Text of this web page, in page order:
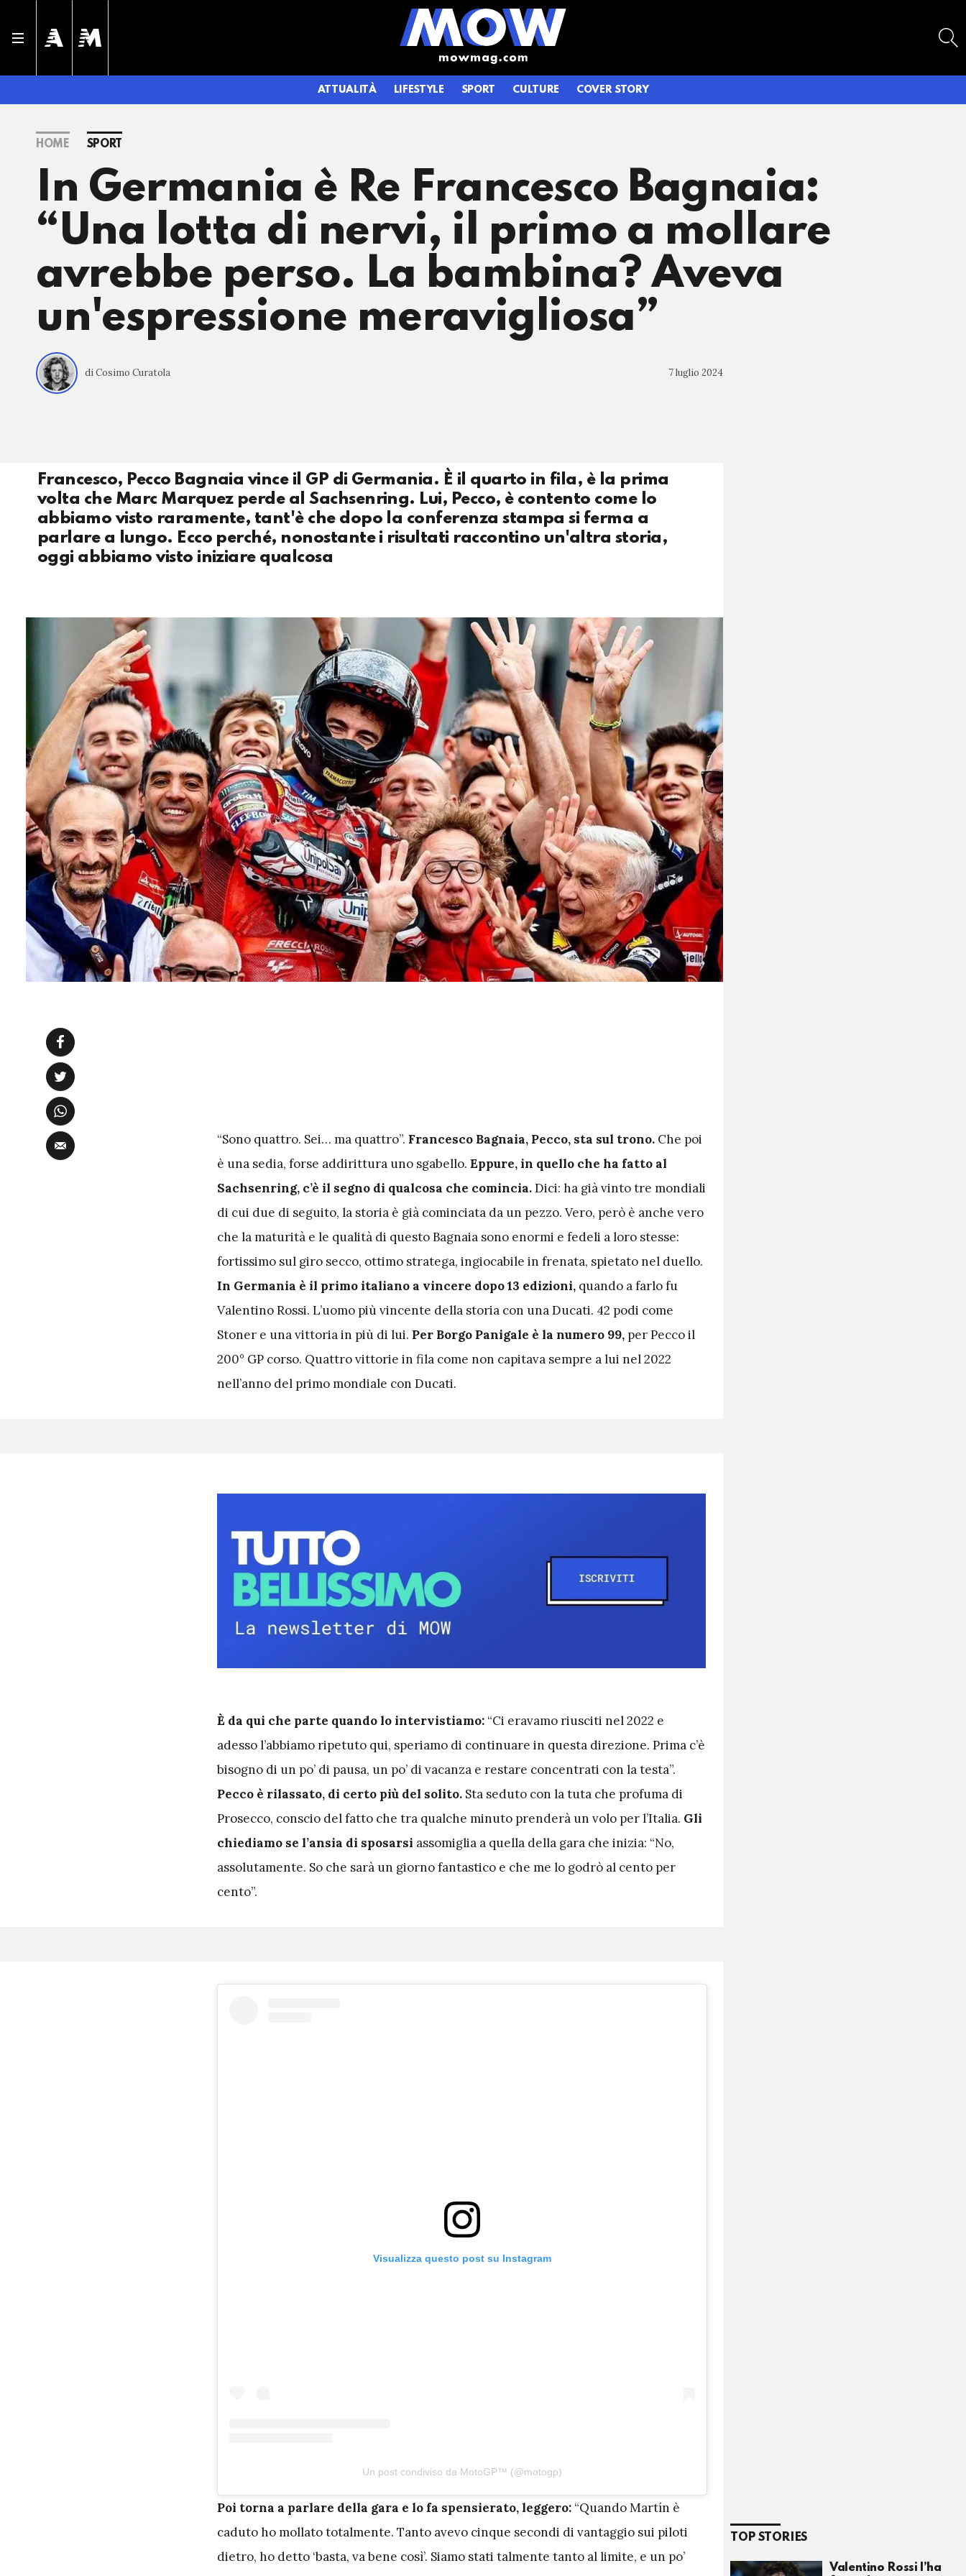
ATTUALITÀ LIFESTYLE SPORT CULTURE COVER STORY
HOME SPORT
In Germania è Re Francesco Bagnaia:
“Una lotta di nervi, il primo a mollare
avrebbe perso. La bambina? Aveva
un'espressione meravigliosa”
di Cosimo Curatola 7 luglio 2024
Francesco, Pecco Bagnaia vince il GP di Germania. È il quarto in fila, è la prima
volta che Marc Marquez perde al Sachsenring. Lui, Pecco, è contento come lo
abbiamo visto raramente, tant'è che dopo la conferenza stampa si ferma a
parlare a lungo. Ecco perché, nonostante i risultati raccontino un'altra storia,
oggi abbiamo visto iniziare qualcosa
“Sono quattro. Sei… ma quattro”. Francesco Bagnaia, Pecco, sta sul trono. Che poi
è una sedia, forse addirittura uno sgabello. Eppure, in quello che ha fatto al
Sachsenring, c’è il segno di qualcosa che comincia.Dici: ha già vinto tre mondiali
di cui due di seguito, la storia è già cominciata da un pezzo. Vero, però è anche vero
che la maturità e le qualità di questo Bagnaia sono enormi e fedeli a loro stesse:
fortissimo sul giro secco, ottimo stratega, ingiocabile in frenata, spietato nel duello.
In Germania è il primo italiano a vincere dopo 13 edizioni, quando a farlo fu
Valentino Rossi. L’uomo più vincente della storia con una Ducati. 42 podi come
Stoner e una vittoria in più di lui. Per Borgo Panigale è la numero 99, per Pecco il
200° GP corso. Quattro vittorie in fila come non capitava sempre a lui nel 2022
nell’anno del primo mondiale con Ducati.
È da qui che parte quando lo intervistiamo: “Ci eravamo riusciti nel 2022 e
adesso l’abbiamo ripetuto qui, speriamo di continuare in questa direzione. Prima c’è
bisogno di un po’ di pausa, un po’ di vacanza e restare concentrati con la testa”.
Pecco è rilassato, di certo più del solito. Sta seduto con la tuta che profuma di
Prosecco, conscio del fatto che tra qualche minuto prenderà un volo per l’Italia. Gli
chiediamo se l’ansia di sposarsi assomiglia a quella della gara che inizia: “No,
assolutamente. So che sarà un giorno fantastico e che me lo godrò al cento per
cento”.
Visualizza questo post su Instagram
Un post condiviso da MotoGP™ (@motogp)
Poi torna a parlare della gara e lo fa spensierato, leggero: “Quando Martín è
caduto ho mollato totalmente. Tanto avevo cinque secondi di vantaggio sui piloti
dietro, ho detto ‘basta, va bene così’. Siamo stati talmente tanto al limite, e un po’
TOP STORIES
Valentino Rossi l’ha